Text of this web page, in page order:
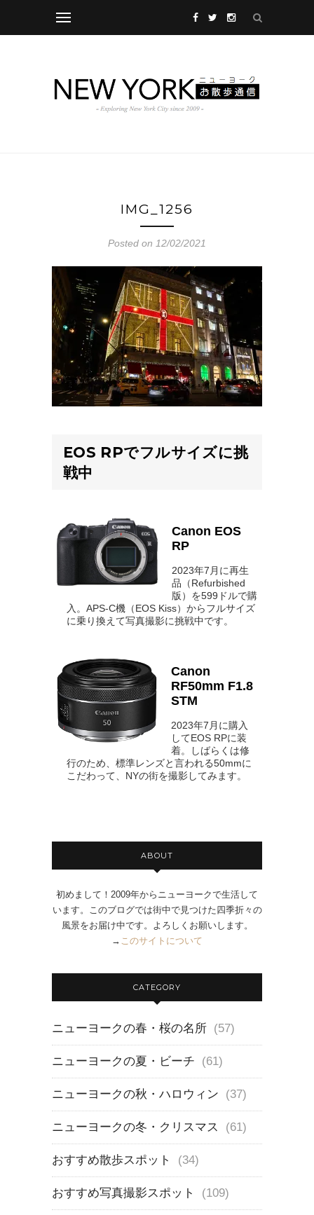
IMG_1256
Posted on 12/02/2021
EOS RPでフルサイズに挑
戦中
Canon EOS
RP
2023年7月に再生
品（Refurbished
版）を599ドルで購
入。APS-C機（EOS Kiss）からフルサイズ
に乗り換えて写真撮影に挑戦中です。
Canon
RF50mm F1.8
STM
2023年7月に購入
してEOS RPに装
着。しばらくは修
行のため、標準レンズと言われる50mmに
こだわって、NYの街を撮影してみます。
ABOUT
初めまして！2009年からニューヨークで生活して
います。このブログでは街中で見つけた四季折々の
風景をお届け中です。よろしくお願いします。
→ このサイトについて
CATEGORY
ニューヨークの春・桜の名所 (57)
ニューヨークの夏・ビーチ (61)
ニューヨークの秋・ハロウィン (37)
ニューヨークの冬・クリスマス (61)
おすすめ散歩スポット (34)
おすすめ写真撮影スポット (109)